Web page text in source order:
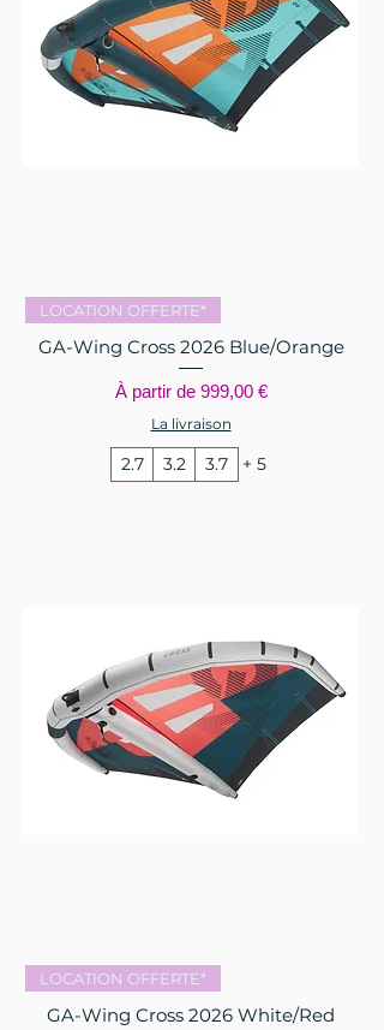
LOCATION OFFERTE*
GA-Wing Cross 2026 Blue/Orange
À partir de 999,00 €
Prix promotionnel
La livraison
2.7 3.2 3.7 + 5
LOCATION OFFERTE*
GA-Wing Cross 2026 White/Red